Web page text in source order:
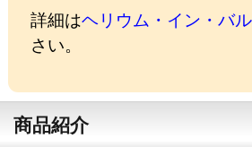
詳細はヘリウム・イン・バ
さい。
商品紹介